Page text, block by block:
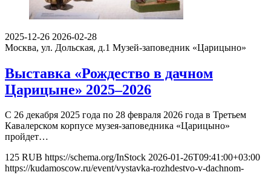
2025-12-26 2026-02-28
Москва, ул. Дольская, д.1 Музей-заповедник «Царицыно»
Выставка «Рождество в дачном
Царицыне» 2025–2026
С 26 декабря 2025 года по 28 февраля 2026 года в Третьем
Кавалерском корпусе музея-заповедника «Царицыно»
пройдет…
125 RUB https://schema.org/InStock 2026-01-26T09:41:00+03:00
https://kudamoscow.ru/event/vystavka-rozhdestvo-v-dachnom-